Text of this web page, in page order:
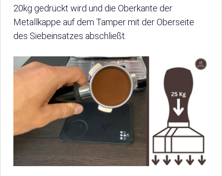
20kg gedrückt wird und die Oberkante der
Metallkappe auf dem Tamper mit der Oberseite
des Siebeinsatzes abschließt.